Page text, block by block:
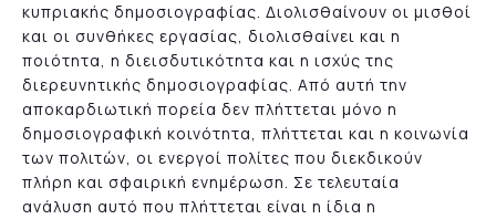
κυπριακής δημοσιογραφίας. Διολισθαίνουν οι μισθοί
και οι συνθήκες εργασίας, διολισθαίνει και η
ποιότητα, η διεισδυτικότητα και η ισχύς της
διερευνητικής δημοσιογραφίας. Από αυτή την
αποκαρδιωτική πορεία δεν πλήττεται μόνο η
δημοσιογραφική κοινότητα, πλήττεται και η κοινωνία
των πολιτών, οι ενεργοί πολίτες που διεκδικούν
πλήρη και σφαιρική ενημέρωση. Σε τελευταία
ανάλυση αυτό που πλήττεται είναι η ίδια η